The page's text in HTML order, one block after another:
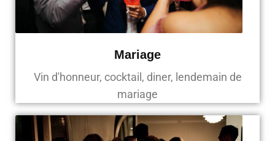
Mariage
Vin d'honneur, cocktail, diner, lendemain de
mariage